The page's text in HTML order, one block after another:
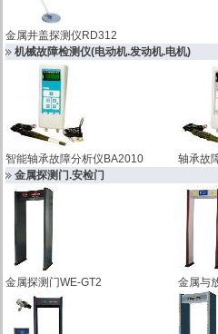
金属井盖探测仪RD312
机械故障检测仪(电动机.发动机.电机)
智能轴承故障分析仪BA2010
轴承故
金属探测门.安检门
金属探测门WE-GT2 金属与